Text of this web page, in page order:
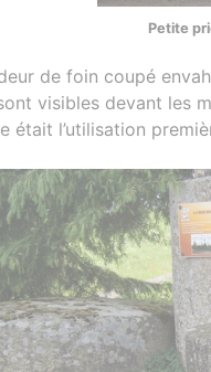
Petite
de foin coupé
visibles devant les
était l’utilisation